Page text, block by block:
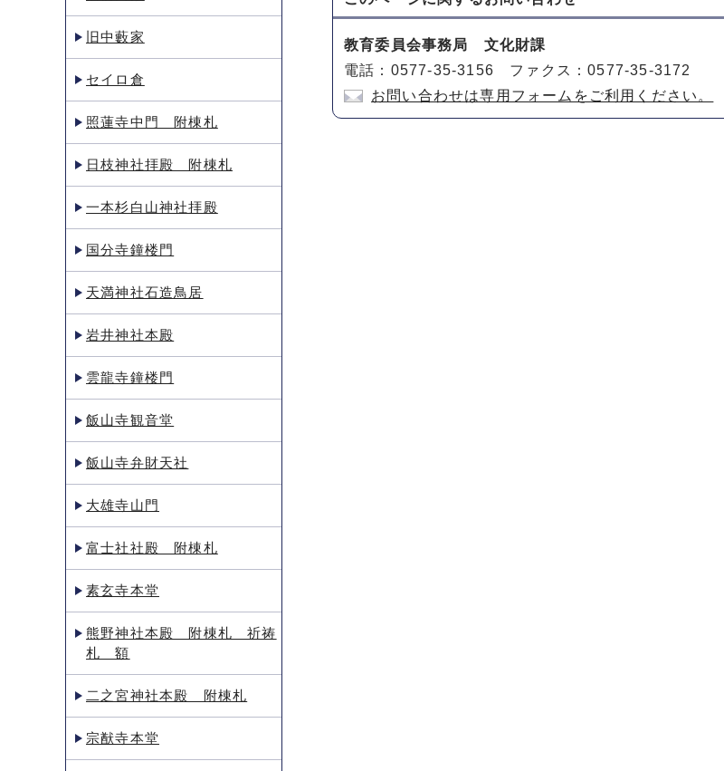
教育委員会事務局 文化財課
電話：0577-35-3156 ファクス：0577-35-3172
お問い合わせは専用フォームをご利用ください。
旧中藪家
セイロ倉
照蓮寺中門 附棟札
日枝神社拝殿 附棟札
一本杉白山神社拝殿
国分寺鐘楼門
天満神社石造鳥居
岩井神社本殿
雲龍寺鐘楼門
飯山寺観音堂
飯山寺弁財天社
大雄寺山門
富士社社殿 附棟札
素玄寺本堂
熊野神社本殿 附棟札 祈祷
札 額
二之宮神社本殿 附棟札
宗猷寺本堂